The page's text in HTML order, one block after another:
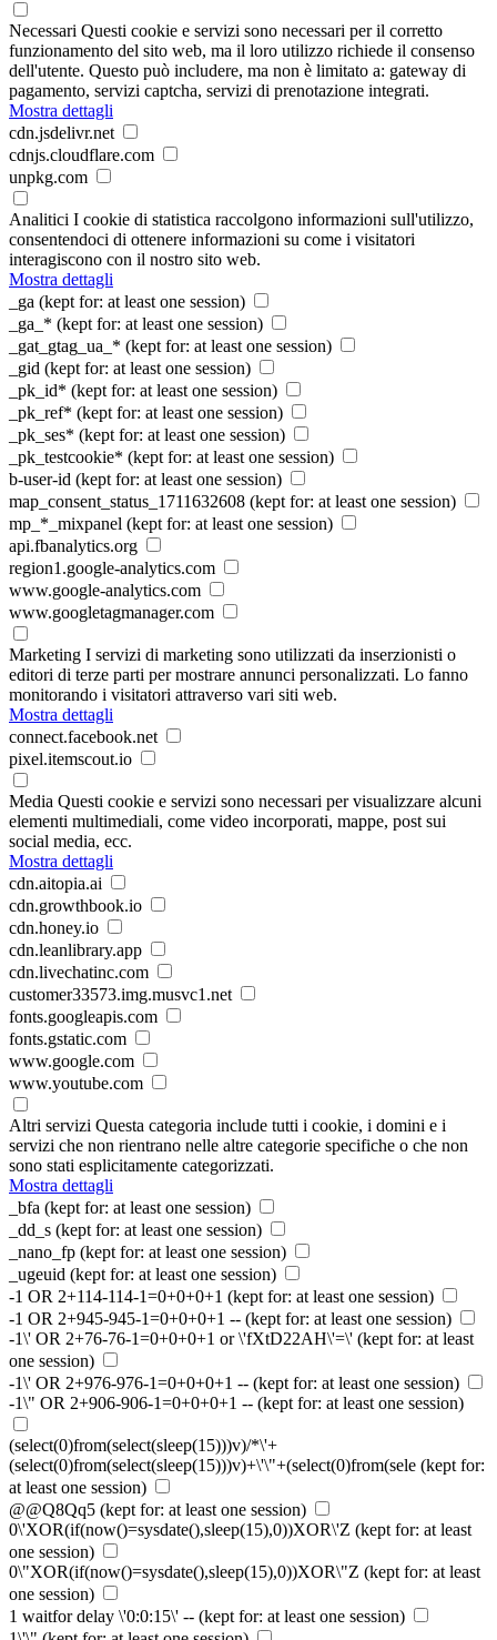
Necessari Questi cookie e servizi sono necessari per il corretto
funzionamento del sito web, ma il loro utilizzo richiede il consenso
dell'utente. Questo può includere, ma non è limitato a: gateway di
pagamento, servizi captcha, servizi di prenotazione integrati.
Mostra dettagli
cdn.jsdelivr.net
cdnjs.cloudflare.com
unpkg.com
Analitici I cookie di statistica raccolgono informazioni sull'utilizzo,
consentendoci di ottenere informazioni su come i visitatori
interagiscono con il nostro sito web.
Mostra dettagli
_ga (kept for: at least one session)
_ga_* (kept for: at least one session)
_gat_gtag_ua_* (kept for: at least one session)
_gid (kept for: at least one session)
_pk_id* (kept for: at least one session)
_pk_ref* (kept for: at least one session)
_pk_ses* (kept for: at least one session)
_pk_testcookie* (kept for: at least one session)
b-user-id (kept for: at least one session)
map_consent_status_1711632608 (kept for: at least one session)
mp_*_mixpanel (kept for: at least one session)
api.fbanalytics.org
region1.google-analytics.com
www.google-analytics.com
www.googletagmanager.com
Marketing I servizi di marketing sono utilizzati da inserzionisti o
editori di terze parti per mostrare annunci personalizzati. Lo fanno
monitorando i visitatori attraverso vari siti web.
Mostra dettagli
connect.facebook.net
pixel.itemscout.io
Media Questi cookie e servizi sono necessari per visualizzare alcuni
elementi multimediali, come video incorporati, mappe, post sui
social media, ecc.
Mostra dettagli
cdn.aitopia.ai
cdn.growthbook.io
cdn.honey.io
cdn.leanlibrary.app
cdn.livechatinc.com
customer33573.img.musvc1.net
fonts.googleapis.com
fonts.gstatic.com
www.google.com
www.youtube.com
Altri servizi Questa categoria include tutti i cookie, i domini e i
servizi che non rientrano nelle altre categorie specifiche o che non
sono stati esplicitamente categorizzati.
Mostra dettagli
_bfa (kept for: at least one session)
_dd_s (kept for: at least one session)
_nano_fp (kept for: at least one session)
_ugeuid (kept for: at least one session)
-1 OR 2+114-114-1=0+0+0+1 (kept for: at least one session)
-1 OR 2+945-945-1=0+0+0+1 -- (kept for: at least one session)
-1\' OR 2+76-76-1=0+0+0+1 or \'fXtD22AH\'=\' (kept for: at least
one session)
-1\' OR 2+976-976-1=0+0+0+1 -- (kept for: at least one session)
-1\" OR 2+906-906-1=0+0+0+1 -- (kept for: at least one session)
(select(0)from(select(sleep(15)))v)/*\'+
(select(0)from(select(sleep(15)))v)+\'\"+(select(0)from(sele (kept for:
at least one session)
@@Q8Qq5 (kept for: at least one session)
0\'XOR(if(now()=sysdate(),sleep(15),0))XOR\'Z (kept for: at least
one session)
0\"XOR(if(now()=sysdate(),sleep(15),0))XOR\"Z (kept for: at least
one session)
1 waitfor delay \'0:0:15\' -- (kept for: at least one session)